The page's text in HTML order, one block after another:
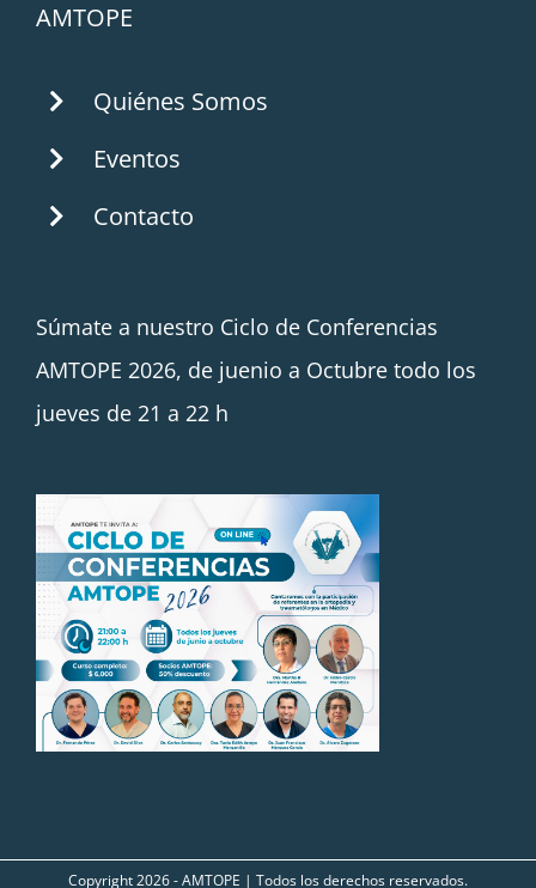
AMTOPE
Quiénes Somos
Eventos
Contacto
Súmate a nuestro Ciclo de Conferencias
AMTOPE 2026, de juenio a Octubre todo los
jueves de 21 a 22 h
Copyright2026 - AMTOPE | Todos los derechos reservados.